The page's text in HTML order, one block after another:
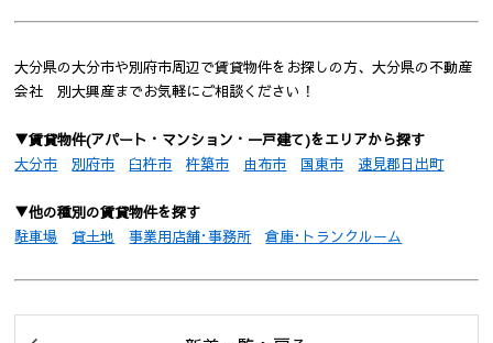
大分県の大分市や別府市周辺で賃貸物件をお探しの方、大分県の不動産
会社 別大興産までお気軽にご相談ください！
▼賃貸物件(アパート・マンション・一戸建て)をエリアから探す
大分市
別府市 臼杵市 杵築市 由布市 国東市 速見郡日出町
▼他の種別の賃貸物件を探す
駐車場
貸土地 事業用店舗･事務所 倉庫･トランクルーム